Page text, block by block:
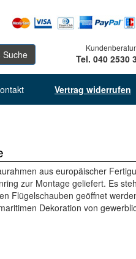
Suche Tel. 040 2530
Vertrag widerrufen
aus europäischer
zur Montage geliefert. Es
Flügelschauben geöffnet
Dekoration von